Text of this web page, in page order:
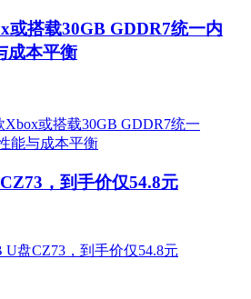
或搭载30GB GDDR7统一内
成本平衡
，到手价仅54.8元